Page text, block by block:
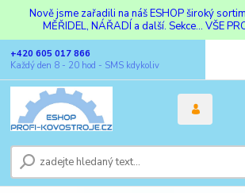
Nově jsme zařadili na náš ESHOP široký
MĚŘIDEL, NÁŘADÍ a další. Sekce... VŠE
+420 605 017 866
Každý den 8 - 20 hod - SMS kdykoliv